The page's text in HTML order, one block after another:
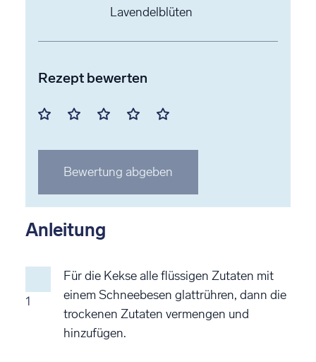
Lavendelblüten
Rezept bewerten
Mit
Stern
bewerten
Mit
Stern
bewerten
Mit
Stern
bewerten
Mit
Stern
bewerten
Mit
Stern
bewerten
Bewertung abgeben
Anleitung
1
Für die Kekse alle flüssigen Zutaten mit
einem Schneebesen glattrühren, dann die
trockenen Zutaten vermengen und
hinzufügen.